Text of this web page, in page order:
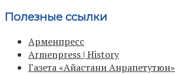
Полезные ссылки
Арменпресс
Armenpress | History
Газета «Айастани Анрапетутюн»